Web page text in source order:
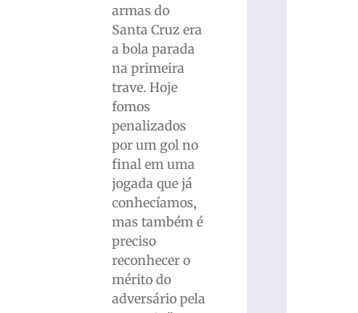
armas do
Santa Cruz era
a bola parada
na primeira
trave. Hoje
fomos
penalizados
por um gol no
final em uma
jogada que já
conhecíamos,
mas também é
preciso
reconhecer o
mérito do
adversário pela